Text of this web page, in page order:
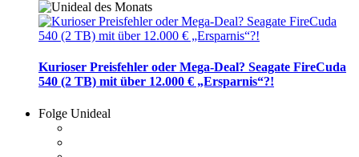
Kurioser Preisfehler oder Mega-Deal? Seagate FireCuda
540 (2 TB) mit über 12.000 € „Ersparnis“?!
Folge Unideal